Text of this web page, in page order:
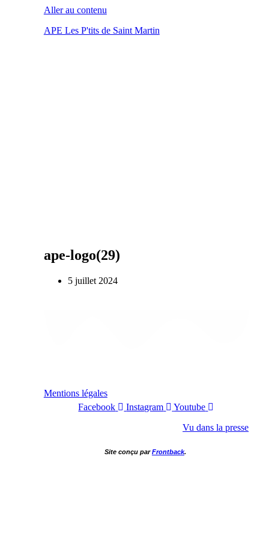
Aller au contenu
APE Les P'tits de Saint Martin
ape-logo(29)
5 juillet 2024
Mentions légales
Facebook
Instagram
Youtube
Vu dans la presse
Site conçu parFrontback.